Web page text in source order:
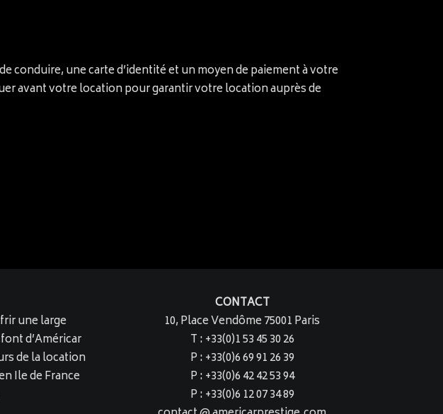
conduire, une carte d’identité et un moyen de paiement à votre
avant votre location pour garantir votre location auprès de
une large
d’Américar
de la location
Ile de France
CONTACT
10, Place Vendôme 75001 Paris
T : +33(0)1 53 45 30 26
P : +33(0)6 69 91 26 39
P : +33(0)6 42 42 53 94
P : +33(0)6 12 07 34 89